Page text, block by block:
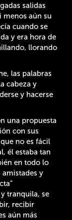
salidas
aún su
cuando se
y era hora de
llorando
las palabras
cabeza y
y hacerse
una propuesta
con sus
no es fácil
él estaba tan
en todo lo
y
tranquila, se
recibir
aún más